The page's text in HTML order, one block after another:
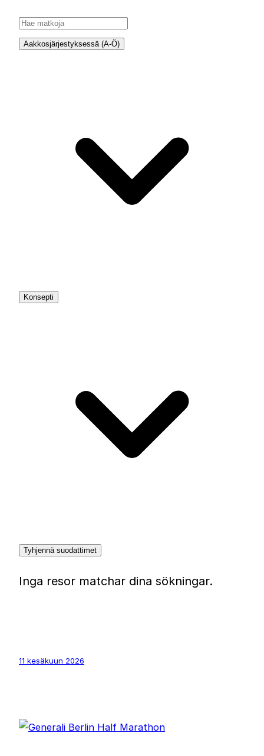
Aakkosjärjestyksessä (A-Ö)
Konsepti
Tyhjennä suodattimet
Inga resor matchar dina sökningar.
11 kesäkuun 2026